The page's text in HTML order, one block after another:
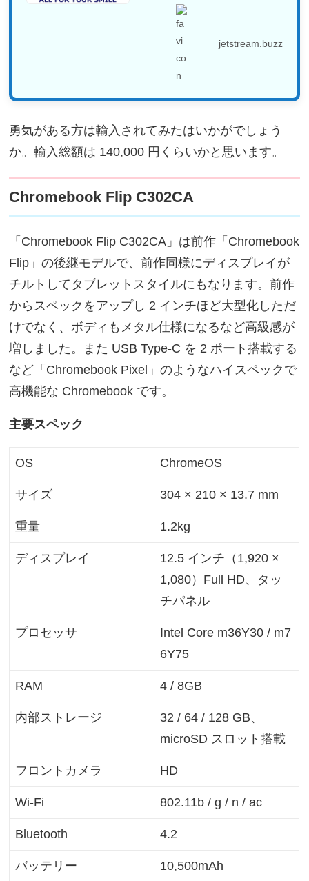
だいたことがあるのです
jetstream.buzz
勇気がある方は輸入されてみたはいかがでしょう
か。輸入総額は 140,000 円くらいかと思います。
Chromebook Flip C302CA
「Chromebook Flip C302CA」は前作「Chromebook
Flip」の後継モデルで、前作同様にディスプレイが
チルトしてタブレットスタイルにもなります。前作
からスペックをアップし 2 インチほど大型化しただ
けでなく、ボディもメタル仕様になるなど高級感が
増しました。また USB Type-C を 2 ポート搭載する
など「Chromebook Pixel」のようなハイスペックで
高機能な Chromebook です。
主要スペック
OS ChromeOS
サイズ 304 × 210 × 13.7 mm
重量 1.2kg
ディスプレイ
12.5 インチ（1,920 ×
1,080）Full HD、タッ
チパネル
プロセッサ
Intel Core m36Y30 / m7
6Y75
RAM 4 / 8GB
内部ストレージ
32 / 64 / 128 GB、
microSD スロット搭載
フロントカメラ HD
Wi-Fi 802.11b / g / n / ac
Bluetooth 4.2
バッテリー 10,500mAh